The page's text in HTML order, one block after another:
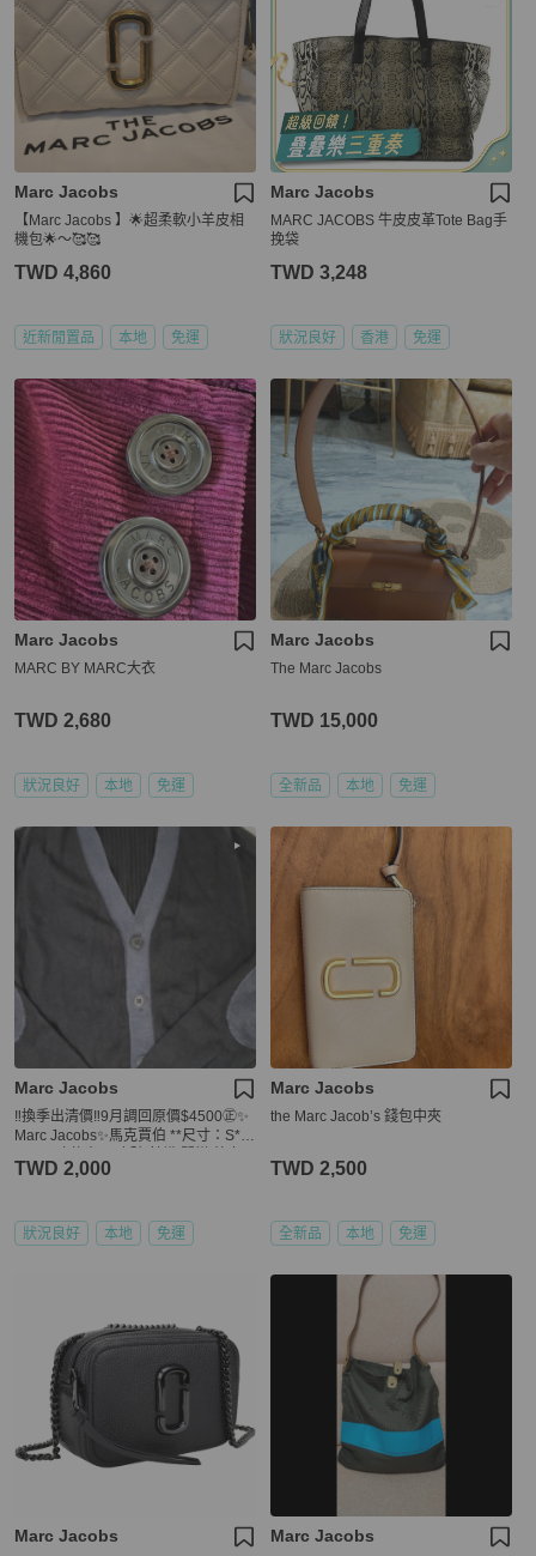
Marc Jacobs
【Marc Jacobs 】🌟超柔軟小羊皮相
機包🌟～🥰🥰
TWD 4,860
近新閒置品 本地 免運
Marc Jacobs
MARC JACOBS 牛皮皮革Tote Bag手
挽袋
TWD 3,248
狀況良好 香港 免運
Marc Jacobs
MARC BY MARC大衣
TWD 2,680
狀況良好 本地 免運
Marc Jacobs
The Marc Jacobs
TWD 15,000
全新品 本地 免運
Marc Jacobs
‼️換季出清價‼️9月調回原價$4500㊣✨
Marc Jacobs✨馬克賈伯 **尺寸：S**
二手衣/保證正品🌳二手樹屋🌳
TWD 2,000
狀況良好 本地 免運
Marc Jacobs
the Marc Jacob’s 錢包中夾
TWD 2,500
全新品 本地 免運
Marc Jacobs Marc Jacobs